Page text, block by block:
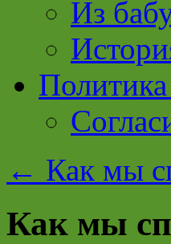
Из
← Как мы
Как мы